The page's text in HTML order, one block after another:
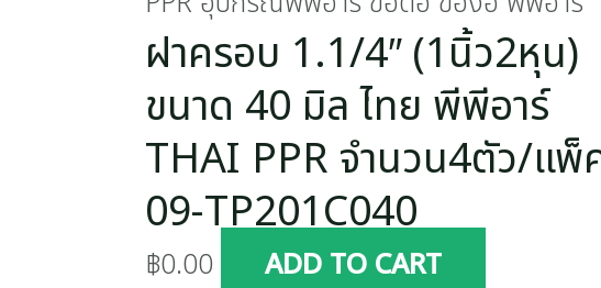
ฝาครอบ 1.1/4″ (1นิ้ว2หุน)
ขนาด 40 มิล ไทย พีพีอาร์
THAI PPR จำนวน4ตัว/แ
09-TP201C040
฿0.00 ADD TO CART